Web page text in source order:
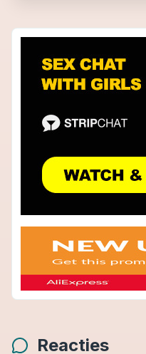
Reacties